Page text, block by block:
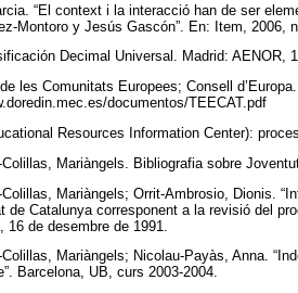
“El context i la interacció han de ser
Montoro y Jesús Gascón”. En: Item, 2006,
Decimal Universal. Madrid: AENOR,
les Comunitats Europees; Consell
documentos/TEECAT.pdf
Resources Information Center):
Colillas, Mariàngels. Bibliografia sobre
Mariàngels; Orrit-Ambrosio, Dionis.
de Catalunya corresponent a la revisió del
16 de desembre de 1991.
Mariàngels; Nicolau-Payàs, Anna.
Barcelona, UB, curs 2003-2004.